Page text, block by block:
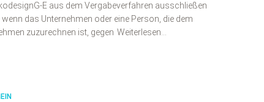
E aus dem Vergabeverfahren ausschließen
wenn das Unternehmen oder eine Person, die dem
zuzurechnen ist, gegen Weiterlesen…